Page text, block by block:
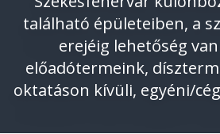
található épületeiben, a
erejéig lehetőség
előadótermeink,
oktatáson kívüli, egyéni/